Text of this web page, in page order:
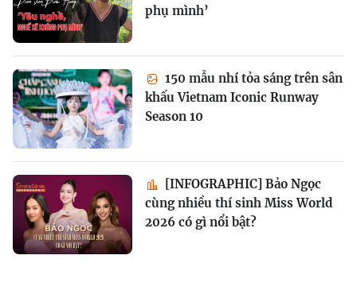
phụ mình’
150 mẫu nhí tỏa sáng trên sân
khấu Vietnam Iconic Runway
Season 10
[INFOGRAPHIC] Bảo Ngọc
cùng nhiều thí sinh Miss World
2026 có gì nổi bật?